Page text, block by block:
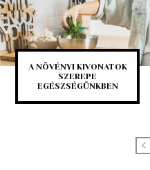
A NÖVÉNYI KIVONATOK
SZEREPE
EGÉSZSÉGÜNKBEN